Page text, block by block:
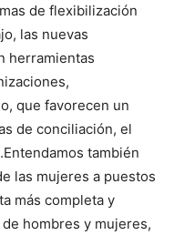
de flexibilización
las nuevas
herramientas
que favorecen un
de conciliación, el
Entendamos también
las mujeres a puestos
más completa y
hombres y mujeres,